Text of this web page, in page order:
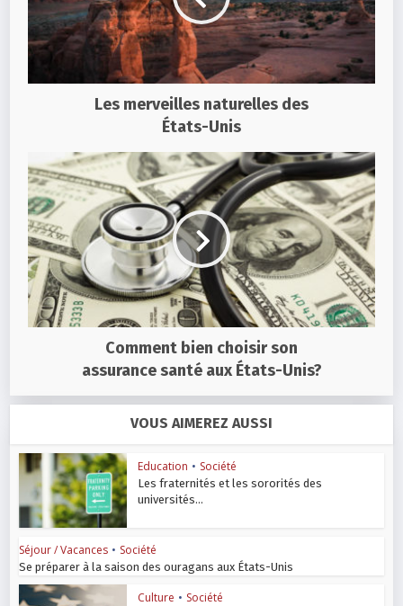
Les merveilles naturelles des
États-Unis
Comment bien choisir son
assurance santé aux États-Unis?
VOUS AIMEREZ AUSSI
Education • Société
Les fraternités et les sororités des
universités...
Séjour / Vacances • Société
Se préparer à la saison des ouragans aux États-Unis
Culture • Société